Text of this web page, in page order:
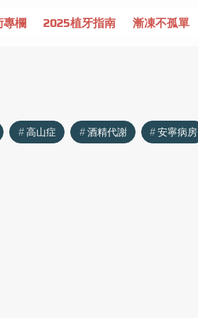
專欄 2025植牙指南 漸凍不孤單
高山症 酒精代謝 安寧病房